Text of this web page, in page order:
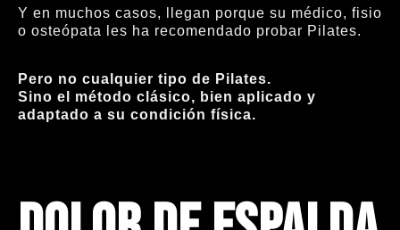
Y en muchos casos, llegan porque su médico, fisio
o osteópata les ha recomendado probar Pilates.
Pero no cualquier tipo de Pilates.
Sino el método clásico, bien aplicado y
adaptado a su condición física.